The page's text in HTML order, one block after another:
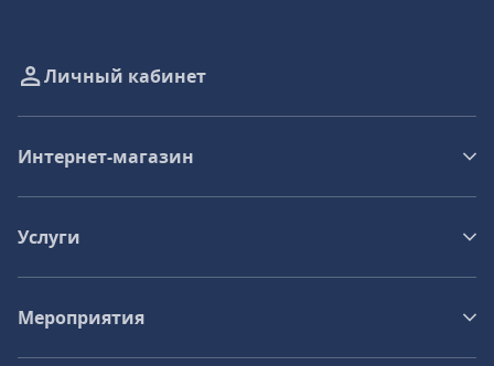
Личный кабинет
Интернет-магазин
Услуги
Мероприятия